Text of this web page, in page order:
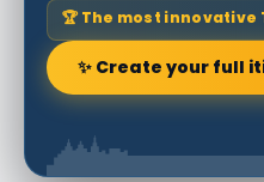
🏆 The most innovative
✨ Create your full